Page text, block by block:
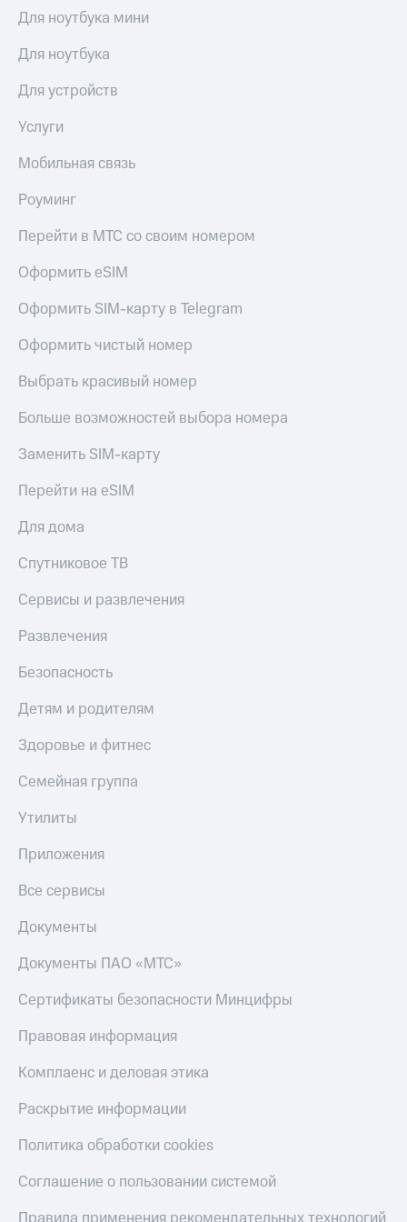
Акции
Приложения
КИОН
КИОН
Строки
Гудок
Мой
приложения
Финансы
Инвестиции
доход
онлайн
Страхование
Покупка
онлайн
на связь
С картой
Деньги
Накопления
Откладывайте
деньги
и получайте
доход 15%
и
номер
автоплатежа
Пополнить
другого
Оплата
интернета
и
Переводы
с
на карту
Покупка
онлайн
на связь
Деньги
МТС
Откладывайте
деньги
доход 15%
Условия
30%
RED,
и МТС Супер
при оплате
МТС Деньги
Обзоры
товаров
Скидки
до 40%
при
покупке
со связью
МТС
Для ноутбука мини
Для ноутбука
Для устройств
Услуги
Мобильная связь
Роуминг
Перейти в МТС со своим номером
Оформить eSIM
Оформить SIM-карту в Telegram
Оформить чистый номер
Выбрать красивый номер
Больше возможностей выбора номера
Заменить SIM-карту
Перейти на eSIM
Для дома
Спутниковое ТВ
Сервисы и развлечения
Развлечения
Безопасность
Детям и родителям
Здоровье и фитнес
Семейная группа
Утилиты
Приложения
Все сервисы
Документы
Документы ПАО «МТС»
Сертификаты безопасности Минцифры
Правовая информация
Комплаенс и деловая этика
Раскрытие информации
Политика обработки cookies
Соглашение о пользовании системой